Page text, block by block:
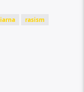
iarna
rasism